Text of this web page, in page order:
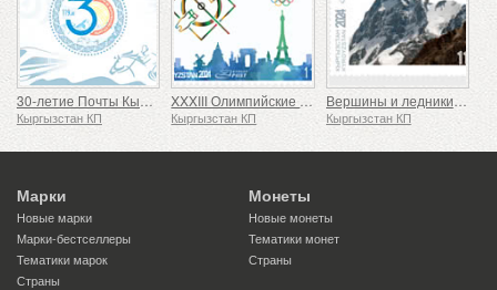
30-летие Почты Кыргызстана
Кыргызстан КП
XXXIII Олимпийские игры в Париже
Кыргызстан КП
Вершины и ледники Кыргызстана
Кыргызстан КП
Марки
Новые марки
Марки-бестселлеры
Тематики марок
Страны
Монеты
Новые монеты
Тематики монет
Страны